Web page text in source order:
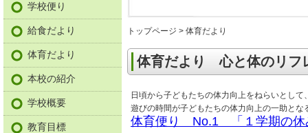
トップページ > 体育だより
体育だより 心と体のリフ
日頃から子どもたちの体力向上をねらいとし
遊びの時間が子どもたちの体力向上の一助とな
体育便り No.1 「１学期の休
学校便り
給食だより
体育だより
本校の紹介
学校概要
教育目標